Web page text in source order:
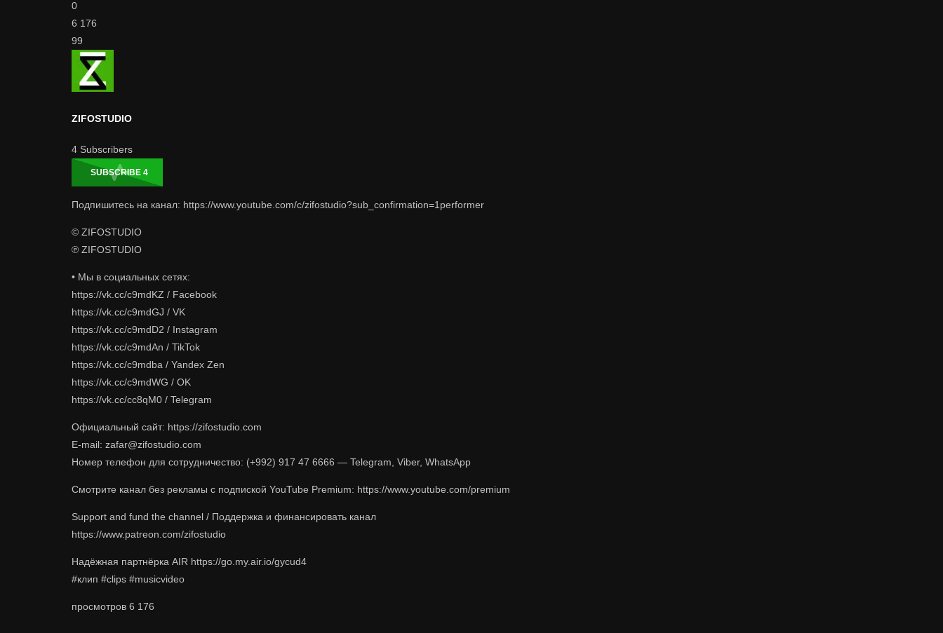
0
6 176
99
ZIFOSTUDIO
4 Subscribers
SUBSCRIBE 4
Подпишитесь на канал: https://www.youtube.com/c/zifostudio?sub_confirmation=1performer
© ZIFOSTUDIO
℗ ZIFOSTUDIO
• Мы в социальных сетях:
https://vk.cc/c9mdKZ / Facebook
https://vk.cc/c9mdGJ / VK
https://vk.cc/c9mdD2 / Instagram
https://vk.cc/c9mdAn / TikTok
https://vk.cc/c9mdba / Yandex Zen
https://vk.cc/c9mdWG / OK
https://vk.cc/cc8qM0 / Telegram
Официальный сайт: https://zifostudio.com
E-mail: zafar@zifostudio.com
Номер телефон для сотрудничество: (+992) 917 47 6666 — Telegram, Viber, WhatsApp
Cмотрите канал без рекламы с подпиской YouTube Premium: https://www.youtube.com/premium
Support and fund the channel / Поддержка и финансировать канал
https://www.patreon.com/zifostudio
Надёжная партнёрка AIR https://go.my.air.io/gycud4
#клип #clips #musicvideo
просмотров 6 176